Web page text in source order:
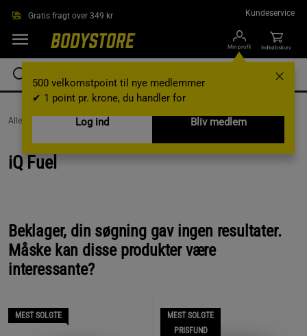
Gratis fragt over 349 kr Kundeservice
Min profil
500 velkomstpoint til nye medlemmer
✔ 1 point pr. krone, du handler for
Log ind
Bliv medlem
Indkøbskurv
AlleVaremærker / iQ Fuel
iQ Fuel
Beklager, din søgning gav ingen resultater.
Måske kan disse produkter være
interessante?
MEST SOLGTE
MEST SOLGTE
PRISFUND